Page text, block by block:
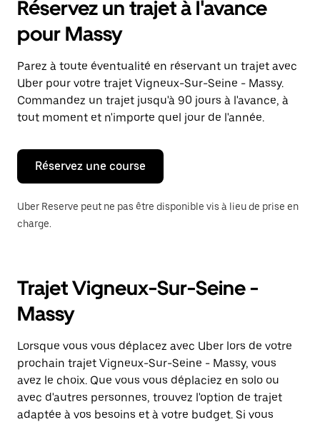
ouvrir
calendrier
et
sélectionner
une
date.
Appuyez
sur
la
Échap
pour
fermer
calendrier.
Réservez un trajet à l'avance
pour Massy
Parez à toute éventualité en réservant un trajet avec
Uber pour votre trajet Vigneux-Sur-Seine - Massy.
Commandez un trajet jusqu'à 90 jours à l'avance, à
tout moment et n'importe quel jour de l'année.
Réservez une course
Uber Reserve peut ne pas être disponible vis à lieu de prise en
charge.
Trajet Vigneux-Sur-Seine -
Massy
Lorsque vous vous déplacez avec Uber lors de votre
prochain trajet Vigneux-Sur-Seine - Massy, vous
avez le choix. Que vous vous déplaciez en solo ou
avec d'autres personnes, trouvez l'option de trajet
adaptée à vos besoins et à votre budget. Si vous